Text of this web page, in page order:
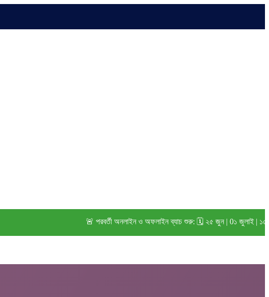
🚨 পরবর্তী অনলাইন ও অফলাইন ব্যাচ শুরু: 🗓️ ২৫ জুন | 0১ জুলাই | ১৫ জুলাই